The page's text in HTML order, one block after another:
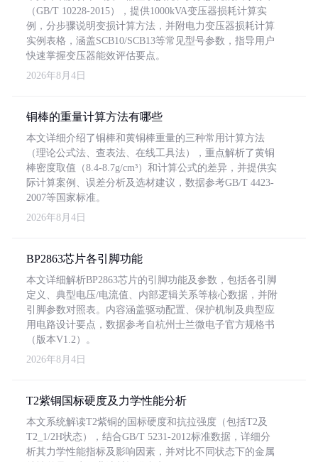
（GB/T 10228-2015），提供1000kVA变压器损耗计算实
例，分步骤说明变损计算方法，并附电力变压器损耗计算
实例表格，涵盖SCB10/SCB13等常见型号参数，指导用户
快速掌握变压器能效评估要点。
2026年8月4日
铜棒的重量计算方法有哪些
本文详细介绍了铜棒和黄铜棒重量的三种常用计算方法
（理论公式法、查表法、在线工具法），重点解析了黄铜
棒密度取值（8.4-8.7g/cm³）和计算公式的差异，并提供实
际计算案例、误差分析及选材建议，数据参考GB/T 4423-
2007等国家标准。
2026年8月4日
BP2863芯片各引脚功能
本文详细解析BP2863芯片的引脚功能及参数，包括各引脚
定义、典型电压/电流值、内部逻辑关系等核心数据，并附
引脚参数对照表。内容涵盖驱动配置、保护机制及典型应
用电路设计要点，数据参考自杭州士兰微电子官方规格书
（版本V1.2）。
2026年8月4日
T2紫铜国标硬度及力学性能分析
本文系统解读T2紫铜的国标硬度和抗拉强度（包括T2及
T2_1/2H状态），结合GB/T 5231-2012标准数据，详细分
析其力学性能指标及影响因素，并对比不同状态下的金属